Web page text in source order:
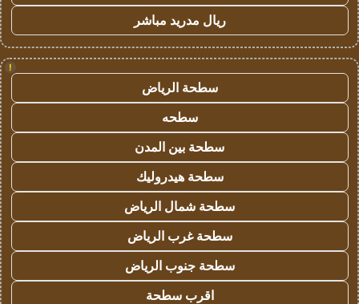
ريال مدريد مباشر
!
سطحة الرياض
سطحه
سطحة بين المدن
سطحة هيدروليك
سطحة شمال الرياض
سطحة غرب الرياض
سطحة جنوب الرياض
اقرب سطحة